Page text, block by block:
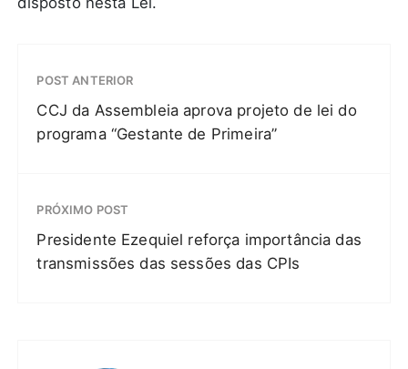
POST ANTERIOR
CCJ da Assembleia aprova projeto de lei do
programa “Gestante de Primeira”
PRÓXIMO POST
Presidente Ezequiel reforça importância das
transmissões das sessões das CPIs